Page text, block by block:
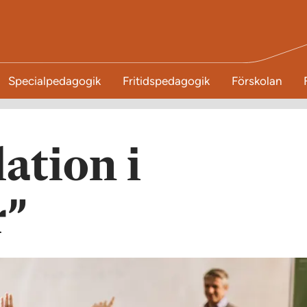
Specialpedagogik Fritidspedagogik Förskolan
i